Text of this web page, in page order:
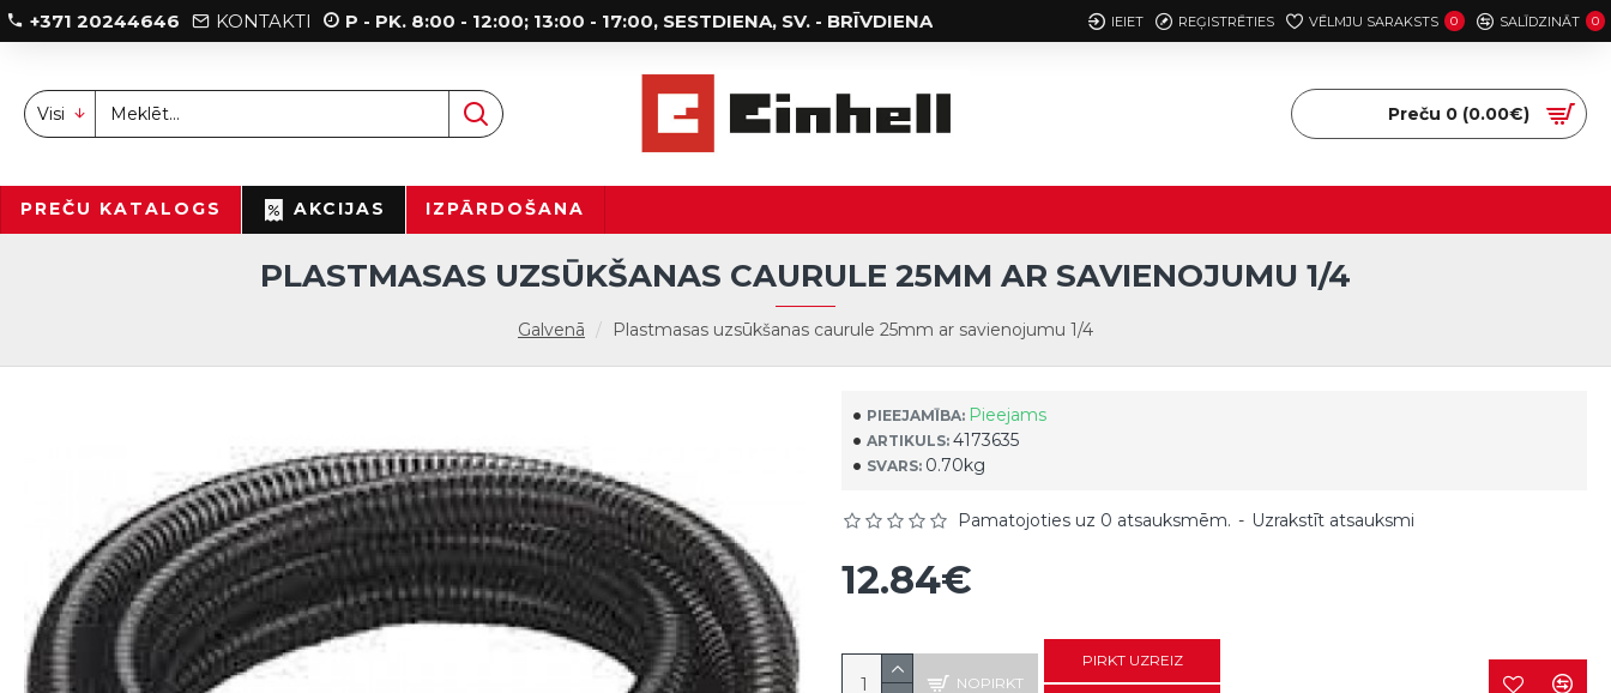
+371 20244646 KONTAKTI P - PK. 8:00 - 12:00; 13:00 - 17:00, SESTDIENA, SV. - BRĪVDIENA IEIET REĢISTRĒTIES VĒLMJU SARAKSTS 0 SALĪDZINĀT 0
Visi Preču 0 (0.00€)
PREČU KATALOGS AKCIJAS IZPĀRDOŠANA
Galvenā Plastmasas uzsūkšanas caurule 25mm ar savienojumu 1/4
PLASTMASAS UZSŪKŠANAS CAURULE 25MM AR SAVIENOJUMU 1/4
PIEEJAMĪBA: Pieejams
ARTIKULS: 4173635
SVARS: 0.70kg
Pamatojoties uz 0 atsauksmēm. - Uzrakstīt atsauksmi
12.84€
NOPIRKT
PIRKT UZREIZ